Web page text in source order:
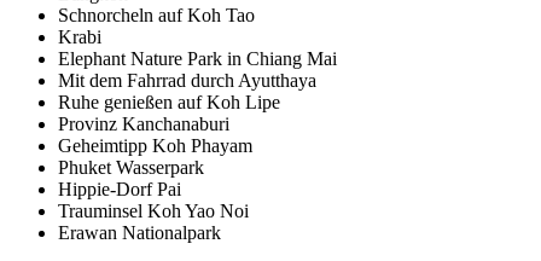
Schnorcheln auf Koh Tao
Krabi
Elephant Nature Park in Chiang Mai
Mit dem Fahrrad durch Ayutthaya
Ruhe genießen auf Koh Lipe
Provinz Kanchanaburi
Geheimtipp Koh Phayam
Phuket Wasserpark
Hippie-Dorf Pai
Trauminsel Koh Yao Noi
Erawan Nationalpark